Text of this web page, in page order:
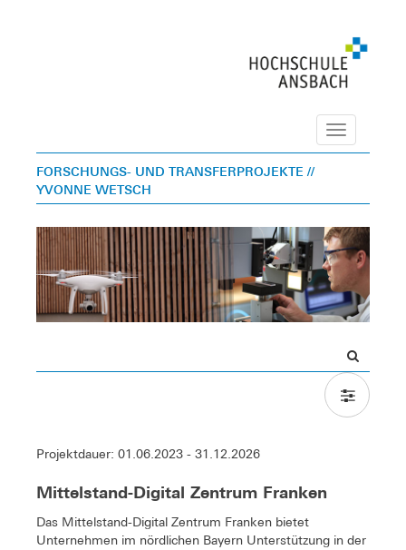
Navigation
FORSCHUNGS- UND TRANSFERPROJEKTE //
YVONNE WETSCH
Projektdauer: 01.06.2023 - 31.12.2026
Mittelstand-Digital Zentrum Franken
Das Mittelstand-Digital Zentrum Franken bietet
Unternehmen im nördlichen Bayern Unterstützung in der